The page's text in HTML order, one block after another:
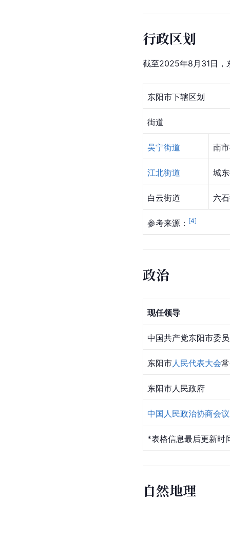
行政区划
截至2025年8月31日，
东阳市下辖区划
街道
吴宁街道 南
江北街道 城
白云街道 六
参考来源： [4]
政治
现任领导
中国共产党东阳市委
东阳市人民代表大会
东阳市人民政府
中国人民政治协商会议
*表格信息最后更新时
自然地理